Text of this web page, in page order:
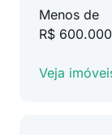
Menos de
R$ 600.000
Veja